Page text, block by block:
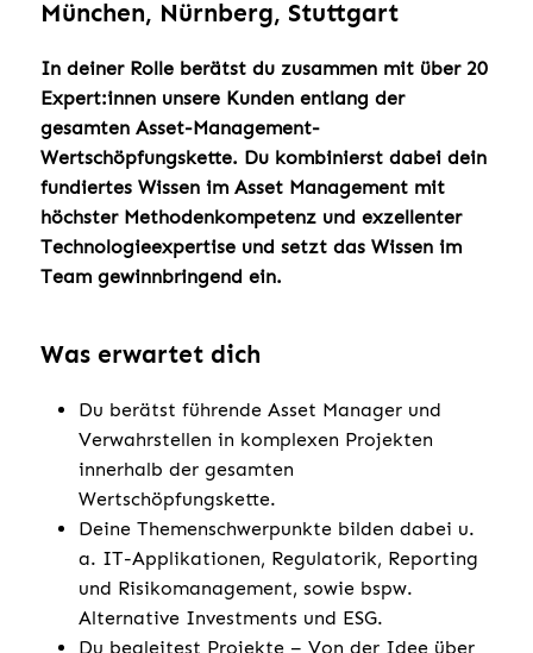
München, Nürnberg, Stuttgart
In deiner Rolle berätst du zusammen mit über 20
Expert:innen unsere Kunden entlang der
gesamten Asset-Management-
Wertschöpfungskette. Du kombinierst dabei dein
fundiertes Wissen im Asset Management mit
höchster Methodenkompetenz und exzellenter
Technologieexpertise und setzt das Wissen im
Team gewinnbringend ein.
Was erwartet dich
Du berätst führende Asset Manager und
Verwahrstellen in komplexen Projekten
innerhalb der gesamten
Wertschöpfungskette.
Deine Themenschwerpunkte bilden dabei u.
a. IT-Applikationen, Regulatorik, Reporting
und Risikomanagement, sowie bspw.
Alternative Investments und ESG.
Du begleitest Projekte – Von der Idee über